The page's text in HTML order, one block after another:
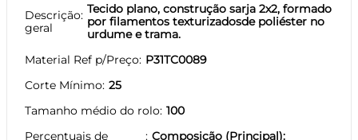
Descrição
geral
Tecido plano, construção sarja 2x2, formado
por filamentos texturizadosde poliéster no
urdume e trama.
Material Ref p/Preço P31TC0089
Corte Mínimo 25
Tamanho médio do rolo 100
Percentuais de
Composição (Principal):